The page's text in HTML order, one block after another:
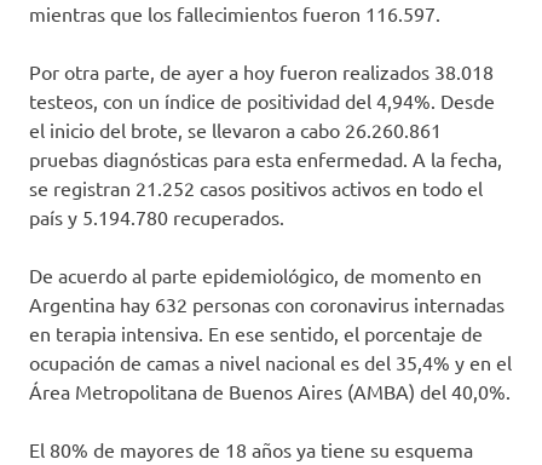
mientras que los fallecimientos fueron 116.597.
Por otra parte, de ayer a hoy fueron realizados 38.018
testeos, con un índice de positividad del 4,94%. Desde
el inicio del brote, se llevaron a cabo 26.260.861
pruebas diagnósticas para esta enfermedad. A la fecha,
se registran 21.252 casos positivos activos en todo el
país y 5.194.780 recuperados.
De acuerdo al parte epidemiológico, de momento en
Argentina hay 632 personas con coronavirus internadas
en terapia intensiva. En ese sentido, el porcentaje de
ocupación de camas a nivel nacional es del 35,4% y en el
Área Metropolitana de Buenos Aires (AMBA) del 40,0%.
El 80% de mayores de 18 años ya tiene su esquema